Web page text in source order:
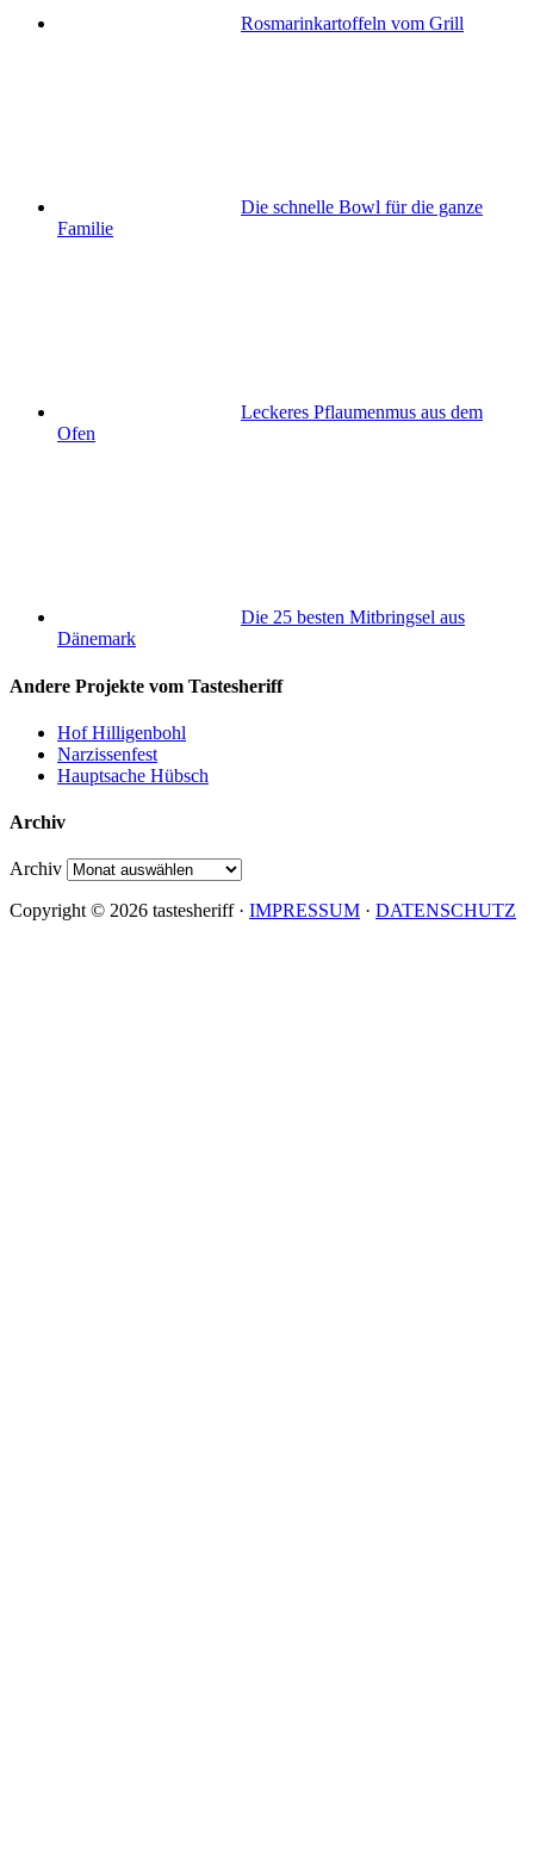
Rosmarinkartoffeln vom Grill
Die schnelle Bowl für die ganze
Familie
Leckeres Pflaumenmus aus dem
Ofen
Die 25 besten Mitbringsel aus
Dänemark
Andere Projekte vom Tastesheriff
Hof Hilligenbohl
Narzissenfest
Hauptsache Hübsch
Archiv
Archiv
Copyright © 2026 tastesheriff · IMPRESSUM · DATENSCHUTZ